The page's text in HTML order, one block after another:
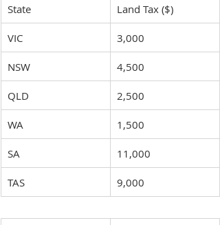
State Land Tax ($)
VIC 3,000
NSW 4,500
QLD 2,500
WA 1,500
SA 11,000
TAS 9,000